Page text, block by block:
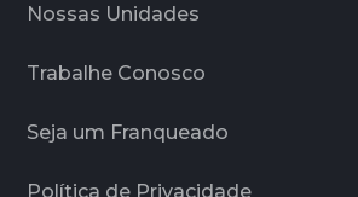
Nossas Unidades
Trabalhe Conosco
Seja um Franqueado
Política de Privacidade